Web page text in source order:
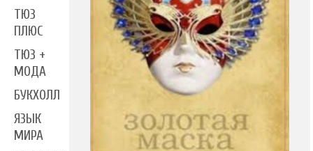
ТЮЗ
ПЛЮС
ТЮЗ +
МОДА
БУКХОЛЛ
ЯЗЫК
МИРА